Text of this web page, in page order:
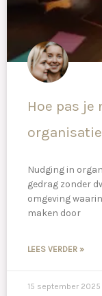
Hoe pas
Nudging in
gedrag zonder
omgeving
maken door
LEES VERDER »
15 september 2025